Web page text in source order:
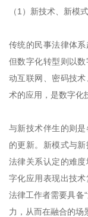
（1）新技术、新模
传统的民事法律体
但数字化转型则以
动互联网、密码技
术的应用，是数字化
与新技术伴生的则
的更新。新模式与
法律关系认定的难
字化应用表现出技
法律工作者需要具备
力，从而在融合的场